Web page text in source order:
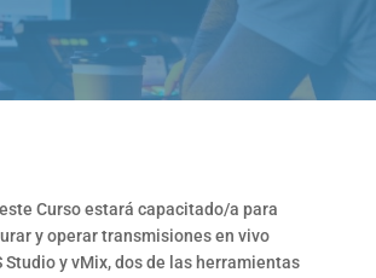
Curso estará capacitado/a para
y operar transmisiones en vivo
Studio y vMix, dos de las herramientas